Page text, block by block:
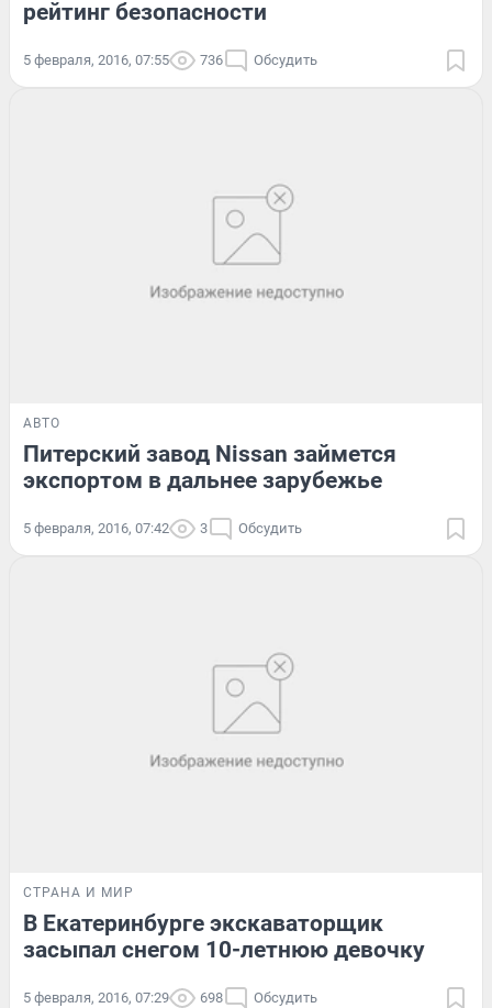
рейтинг безопасности
5 февраля, 2016, 07:55 736 Обсудить
АВТО
Питерский завод Nissan займется
экспортом в дальнее зарубежье
5 февраля, 2016, 07:42 3 Обсудить
СТРАНА И МИР
В Екатеринбурге экскаваторщик
засыпал снегом 10-летнюю девочку
5 февраля, 2016, 07:29 698 Обсудить